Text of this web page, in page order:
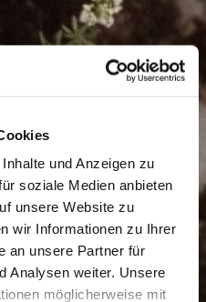
und Anzeigen zu
soziale Medien anbieten
unsere Website zu
wir Informationen zu Ihrer
an unsere Partner für
Analysen weiter. Unsere
möglicherweise mit